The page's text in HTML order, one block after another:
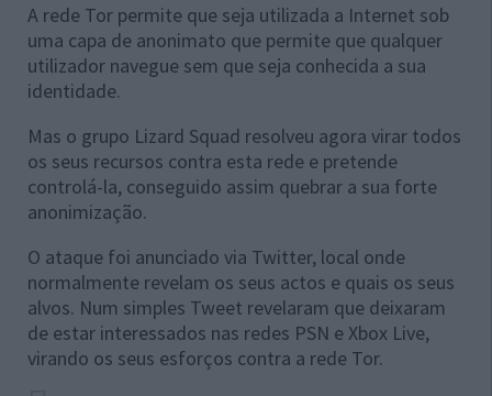
A rede Tor permite que seja utilizada a Internet sob
uma capa de anonimato que permite que qualquer
utilizador navegue sem que seja conhecida a sua
identidade.
Mas o grupo Lizard Squad resolveu agora virar todos
os seus recursos contra esta rede e pretende
controlá-la, conseguido assim quebrar a sua forte
anonimização.
O ataque foi anunciado via Twitter, local onde
normalmente revelam os seus actos e quais os seus
alvos. Num simples Tweet revelaram que deixaram
de estar interessados nas redes PSN e Xbox Live,
virando os seus esforços contra a rede Tor.